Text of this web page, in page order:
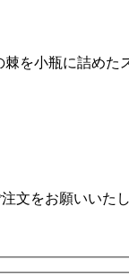
小瓶に詰めた
文をお願いいたし